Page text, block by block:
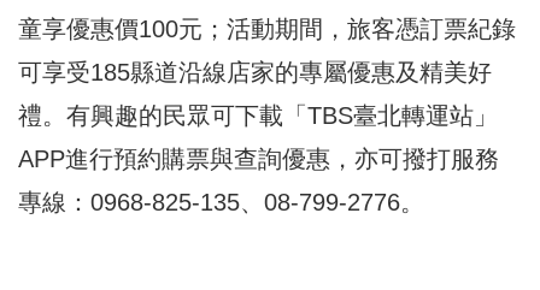
童享優惠價100元；活動期間，旅客憑訂票紀錄
可享受185縣道沿線店家的專屬優惠及精美好
禮。有興趣的民眾可下載「TBS臺北轉運站」
APP進行預約購票與查詢優惠，亦可撥打服務
專線：0968-825-135、08-799-2776。